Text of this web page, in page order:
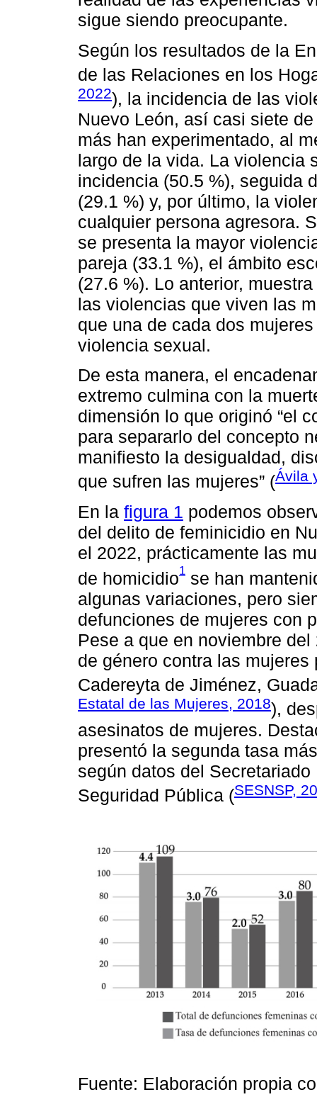
sigue siendo preocupante.
Según los resultados de la
de las Relaciones en los
2022), la incidencia de las
Nuevo León, así casi siete
más han experimentado, al
largo de la vida. La violencia
incidencia (50.5 %), seguida
(29.1 %) y, por último, la
cualquier persona agresora.
se presenta la mayor
pareja (33.1 %), el ámbito
(27.6 %). Lo anterior,
las violencias que viven las
que una de cada dos
violencia sexual.
De esta manera, el
extremo culmina con la
dimensión lo que originó “el
para separarlo del concepto
manifiesto la desigualdad,
que sufren las mujeres” (Ávila
En la figura 1 podemos
del delito de feminicidio en
el 2022, prácticamente las
de homicidio1 se han
algunas variaciones, pero
defunciones de mujeres con
Pese a que en noviembre
de género contra las
Cadereyta de Jiménez,
Estatal de las Mujeres, 2018),
asesinatos de mujeres.
presentó la segunda tasa
según datos del
Seguridad Pública (SESNSP,
Fuente: Elaboración propia